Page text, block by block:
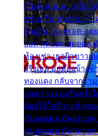
เรื่องแน่นอน แต่ฉันไ
พรั่นพรือ มันตอบว่าไ
ด้วยกัน ก็เลยรอด สุ
ยอด สุดยอด สุดยอด
ห้องเช่า เธอผิวขาวผ
จริงเธอ อยู่ห้องข้างข้
ทองแดง กลับจากรา
สองเรา เจอะกันครั้ง
ต้องให้ใส่ลีวายส์ สุด
มันสุดยอด มันสุดยอ
มันสุดยอด มันสุดยอ